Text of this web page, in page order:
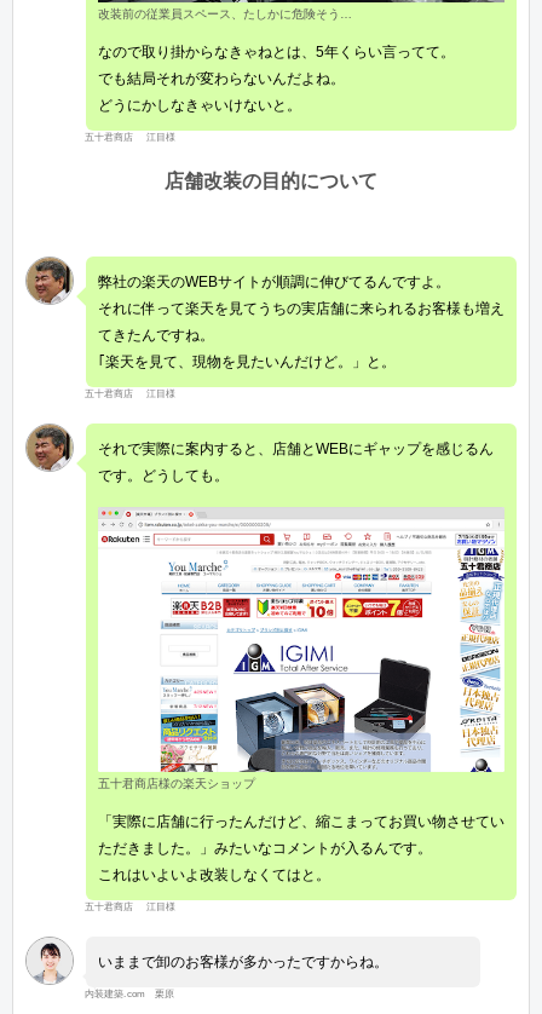
改装前の従業員スペース、たしかに危険そう…
なので取り掛からなきゃねとは、5年くらい言ってて。
でも結局それが変わらないんだよね。
どうにかしなきゃいけないと。
五十君商店 江目様
店舗改装の目的について
弊社の楽天のWEBサイトが順調に伸びてるんですよ。
それに伴って楽天を見てうちの実店舗に来られるお客様も増え
てきたんですね。
｢楽天を見て、現物を見たいんだけど。」と。
五十君商店 江目様
それで実際に案内すると、店舗とWEBにギャップを感じるん
です。どうしても。
五十君商店様の楽天ショップ
「実際に店舗に行ったんだけど、縮こまってお買い物させてい
ただきました。」みたいなコメントが入るんです。
これはいよいよ改装しなくてはと。
五十君商店 江目様
いままで卸のお客様が多かったですからね。
内装建築.com 栗原